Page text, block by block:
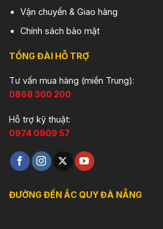
Vận chuyển & Giao hàng
Chính sách bảo mật
TỔNG ĐÀI HỖ TRỢ
Tư vấn mua hàng (miền Trung):
0868 300 200
Hỗ trợ kỹ thuật:
0974 0909 57
ĐƯỜNG ĐẾN ẮC QUY ĐÀ NẴNG